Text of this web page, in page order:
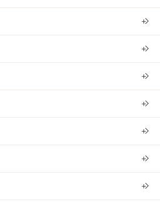
＋
＋
＋
＋
＋
＋
＋